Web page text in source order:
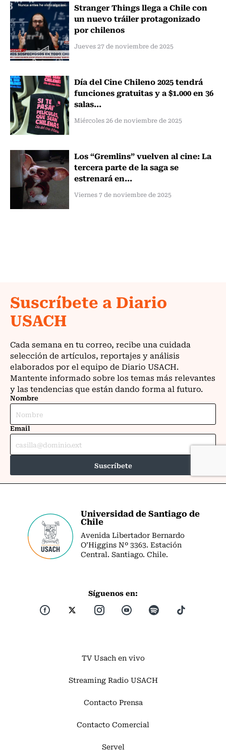
Stranger Things llega a Chile con
un nuevo tráiler protagonizado
por chilenos
Jueves 27 de noviembre de 2025
Día del Cine Chileno 2025 tendrá
funciones gratuitas y a $1.000 en 36
salas...
Miércoles 26 de noviembre de 2025
Los “Gremlins” vuelven al cine: La
tercera parte de la saga se
estrenará en...
Viernes 7 de noviembre de 2025
Universidad de Santiago de
Chile
Avenida Libertador Bernardo
O’Higgins Nº 3363. Estación
Central. Santiago. Chile.
Síguenos en:
TV Usach en vivo
Streaming Radio USACH
Contacto Prensa
Contacto Comercial
Servel